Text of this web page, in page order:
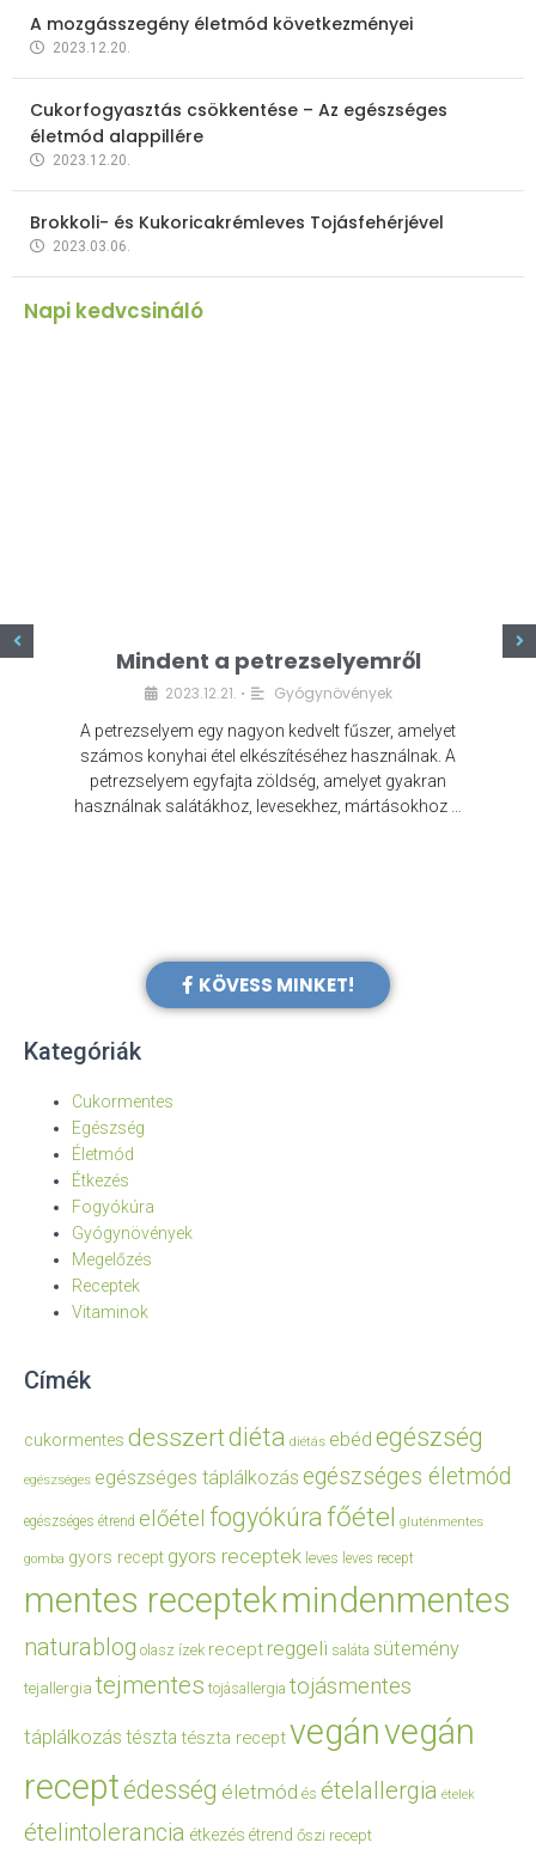
A mozgásszegény életmód következményei
2023.12.20.
Cukorfogyasztás csökkentése – Az egészséges
életmód alappillére
2023.12.20.
Brokkoli- és Kukoricakrémleves Tojásfehérjével
2023.03.06.
Napi kedvcsináló
Mindent a petrezselyemről
2023.12.21. • Gyógynövények
A petrezselyem egy nagyon kedvelt fűszer, amelyet
számos konyhai étel elkészítéséhez használnak. A
petrezselyem egyfajta zöldség, amelyet gyakran
használnak salátákhoz, levesekhez, mártásokhoz …
KÖVESS MINKET!
Kategóriák
Cukormentes
Egészség
Életmód
Étkezés
Fogyókúra
Gyógynövények
Megelőzés
Receptek
Vitaminok
Címék
cukormentes desszertdiéta diétás ebéd egészség
egészséges egészséges táplálkozás egészséges életmód
egészséges étrend előétel fogyókúrafőétel gluténmentes
gomba gyors recept gyors receptek leves leves recept
mentes receptekmindenmentes
naturablog olasz ízek recept reggeli saláta sütemény
tejallergia tejmentes tojásallergia tojásmentes
táplálkozás tészta tészta receptvegánvegán
receptédesség életmód és ételallergia ételek
ételintolerancia étkezés étrend őszi recept